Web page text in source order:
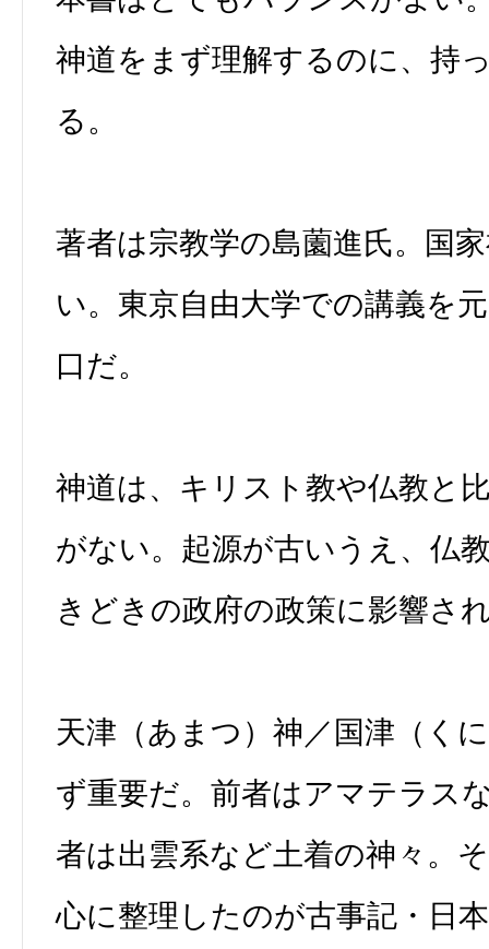
神道をまず理解するのに、持
る。
著者は宗教学の島薗進氏。国
い。東京自由大学での講義を
口だ。
神道は、キリスト教や仏教と
がない。起源が古いうえ、仏
きどきの政府の政策に影響さ
天津（あまつ）神／国津（く
ず重要だ。前者はアマテラス
者は出雲系など土着の神々。
心に整理したのが古事記・日